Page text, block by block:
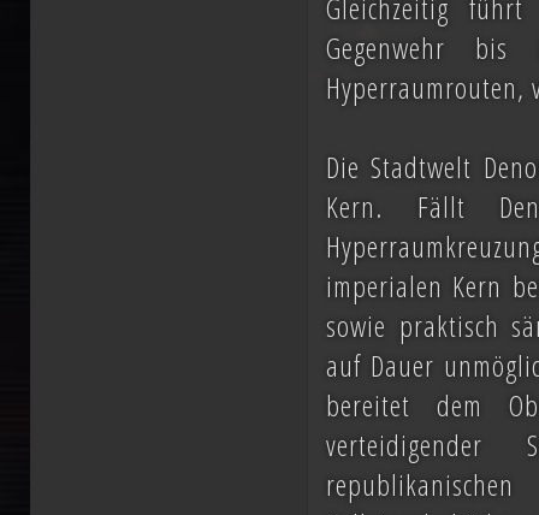
Vernichtung aller Dissidenten und
Düstere Zeiten ziehen auf.
Schlacht von Endor noch den
nun in weiter Ferne. Der Entscheid
fallen und niemand vermag auch
Planeten aussehen wird....
Gegenwehr
Hyperraumrouten,
Die Stadtwelt
Kern. Fällt
imperialen Kern
sowie praktisch
auf Dauer
bereitet dem